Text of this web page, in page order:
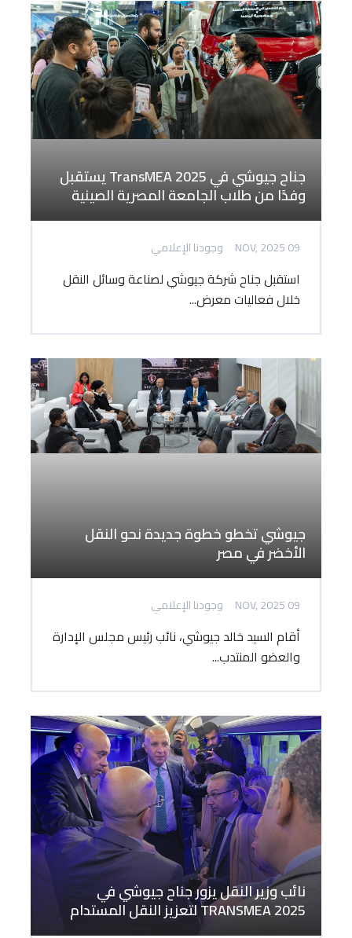
جناح جيوشي في TransMEA 2025 يستقبل
وفدًا من طلاب الجامعة المصرية الصينية
09 NOV, 2025 وجودنا الإعلامي
استقبل جناح شركة جيوشي لصناعة وسائل النقل
خلال فعاليات معرض...
جيوشي تخطو خطوة جديدة نحو النقل
الأخضر في مصر
09 NOV, 2025 وجودنا الإعلامي
أقام السيد خالد جيوشي، نائب رئيس مجلس الإدارة
والعضو المنتدب...
نائب وزير النقل يزور جناح جيوشي في
TRANSMEA 2025 لتعزيز النقل المستدام